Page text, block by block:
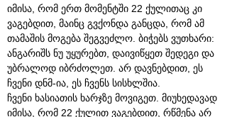
იმისა, რომ ერთ მომენტში 22 ქულითაც კი
ვაგებდით, მაინც გვქონდა განცდა, რომ ამ
თამაშის მოგება შეგვეძლო. ბიჭებს ვუთხარი:
ანგარიშს ნუ უყურებთ, დაივიწყეთ შედეგი და
უბრალოდ იბრძოლეთ. არ დავნებდით, ეს
ჩვენი დნმ-ია, ეს ჩვენს სისხლშია.
ჩვენი ხასიათის ხარჯზე მოვიგეთ. მიუხედავად
იმისა, რომ 22 ქულით ვაგებდით, რწმენა არ